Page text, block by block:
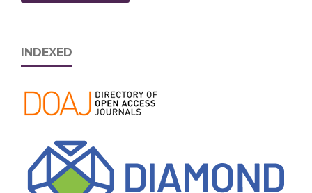
INDEXED